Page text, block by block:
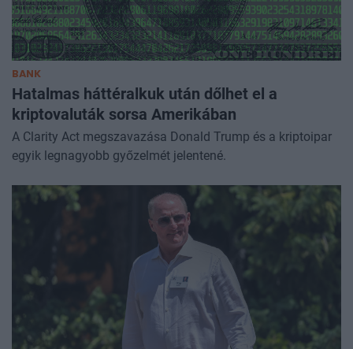
BANK
Hatalmas háttéralkuk után dőlhet el a
kriptovaluták sorsa Amerikában
A Clarity Act megszavazása Donald Trump és a kriptoipar
egyik legnagyobb győzelmét jelentené.